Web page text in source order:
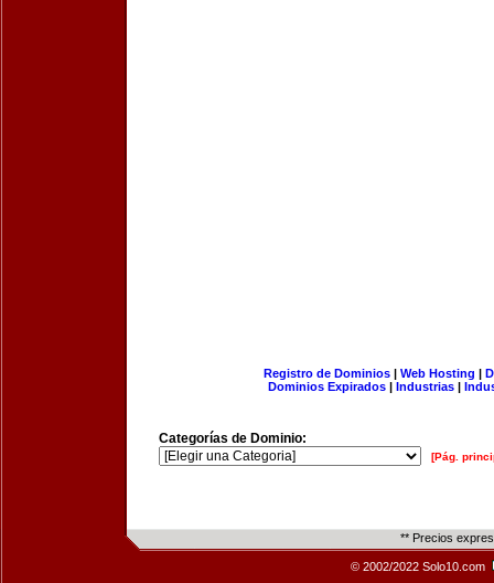
Registro de Dominios| Web Hosting |
Dominios Expirados | Industrias |
Categorías de Dominio:
[Pág.
** Precios
© 2002/2022 Solo10.com